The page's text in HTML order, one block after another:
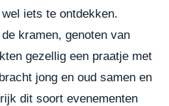
iets te ontdekken.
kramen, genoten van
gezellig een praatje met
jong en oud samen en
dit soort evenementen